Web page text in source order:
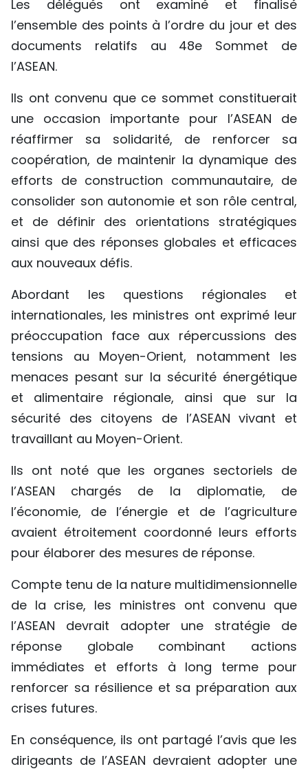
Les délégués ont examiné et finalisé
l’ensemble des points à l’ordre du jour et des
documents relatifs au 48e Sommet de
l’ASEAN.
Ils ont convenu que ce sommet constituerait
une occasion importante pour l’ASEAN de
réaffirmer sa solidarité, de renforcer sa
coopération, de maintenir la dynamique des
efforts de construction communautaire, de
consolider son autonomie et son rôle central,
et de définir des orientations stratégiques
ainsi que des réponses globales et efficaces
aux nouveaux défis.
Abordant les questions régionales et
internationales, les ministres ont exprimé leur
préoccupation face aux répercussions des
tensions au Moyen-Orient, notamment les
menaces pesant sur la sécurité énergétique
et alimentaire régionale, ainsi que sur la
sécurité des citoyens de l’ASEAN vivant et
travaillant au Moyen-Orient.
Ils ont noté que les organes sectoriels de
l’ASEAN chargés de la diplomatie, de
l’économie, de l’énergie et de l’agriculture
avaient étroitement coordonné leurs efforts
pour élaborer des mesures de réponse.
Compte tenu de la nature multidimensionnelle
de la crise, les ministres ont convenu que
l’ASEAN devrait adopter une stratégie de
réponse globale combinant actions
immédiates et efforts à long terme pour
renforcer sa résilience et sa préparation aux
crises futures.
En conséquence, ils ont partagé l’avis que les
dirigeants de l’ASEAN devraient adopter une